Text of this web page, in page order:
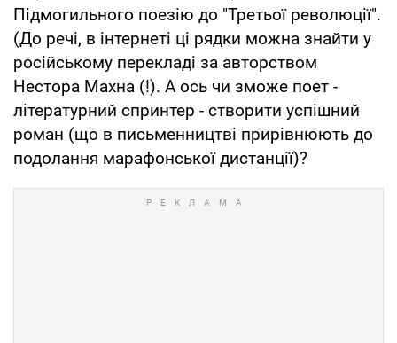
Підмогильного поезію до "Третьої революції".
(До речі, в інтернеті ці рядки можна знайти у
російському перекладі за авторством
Нестора Махна (!). А ось чи зможе поет -
літературний спринтер - створити успішний
роман (що в письменництві прирівнюють до
подолання марафонської дистанції)?